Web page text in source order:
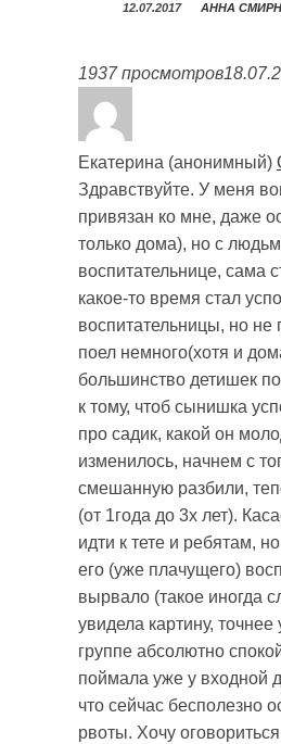
12.07.2017 АННА
1937 просмотров
Екатерина (анонимный)
Здравствуйте. У меня
привязан ко мне, даже
только дома), но с
воспитательнице, сама
какое-то время стал
воспитательницы, но не
поел немного(хотя и
большинство детишек
к тому, чтоб сынишка
про садик, какой он
изменилось, начнем с
смешанную разбили,
(от 1года до 3х лет).
идти к тете и ребятам,
его (уже плачущего)
вырвало (такое иногда
увидела картину,
группе абсолютно
поймала уже у входной
что сейчас бесполезно
рвоты. Хочу